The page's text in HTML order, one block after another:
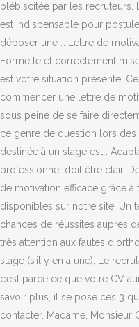
plébiscitée par les recruteurs.
est indispensable pour
déposer une … Lettre de
Formelle et correctement
est votre situation présente.
commencer une lettre de
sous peine de se faire
ce genre de question lors des
destinée à un stage est :
professionnel doit être clair.
de motivation efficace grâce
disponibles sur notre site. Un
chances de réussites auprès
très attention aux fautes
stage (s’il y en a une). Le
c’est parce ce que votre CV
savoir plus, il se pose ces 3
contacter. Madame, Monsieur